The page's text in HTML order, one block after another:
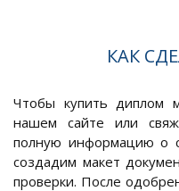
КАК
Чтобы купить диплом
нашем сайте или
полную информацию о
создадим макет
проверки. После